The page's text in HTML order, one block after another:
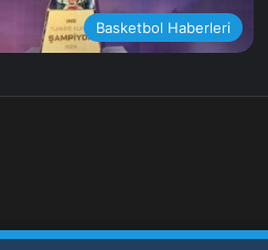
Basketbol Haberleri